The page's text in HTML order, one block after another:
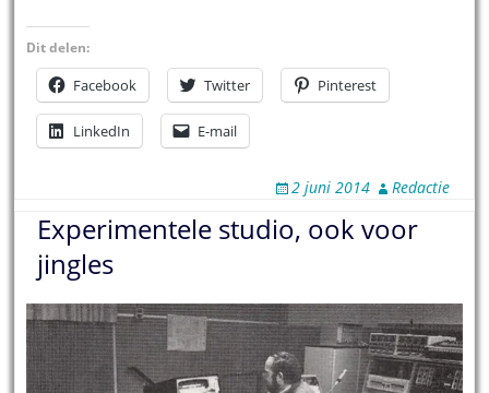
Dit delen:
Facebook Twitter Pinterest
LinkedIn E-mail
2 juni 2014 Redactie
Experimentele studio, ook voor
jingles